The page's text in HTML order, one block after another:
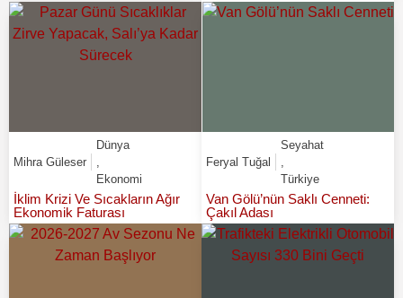
Mihra Güleser
Dünya
,
Ekonomi
İklim Krizi Ve Sıcakların Ağır
Ekonomik Faturası
Feryal Tuğal
Seyahat
,
Türkiye
Van Gölü’nün Saklı Cenneti:
Çakıl Adası